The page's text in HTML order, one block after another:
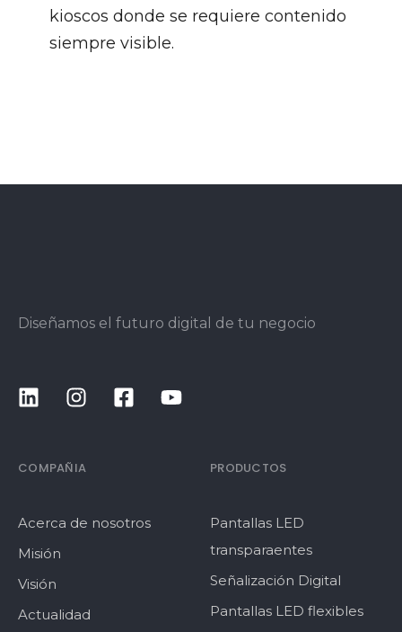
kioscos donde se requiere contenido
siempre visible.
Diseñamos el futuro digital de tu negocio
COMPAÑIA
Acerca de nosotros
Misión
Visión
Actualidad
PRODUCTOS
Pantallas LED
transparaentes
Señalización Digital
Pantallas LED flexibles